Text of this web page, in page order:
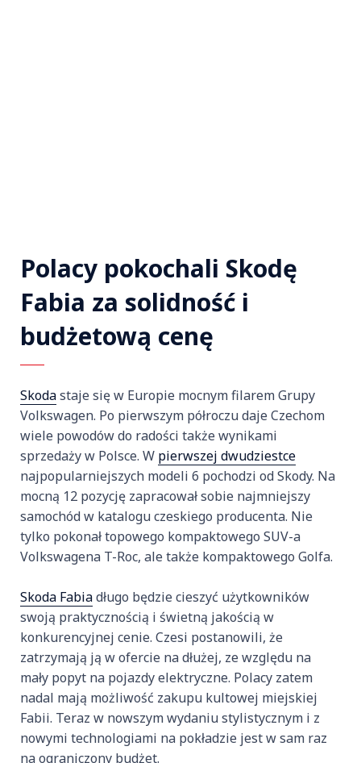
Polacy pokochali Skodę
Fabia za solidność i
budżetową cenę
Skodastaje się w Europie mocnym filarem Grupy
Volkswagen. Po pierwszym półroczu daje Czechom
wiele powodów do radości także wynikami
sprzedaży w Polsce. W pierwszej dwudziestce
najpopularniejszych modeli 6 pochodzi od Skody. Na
mocną 12 pozycję zapracował sobie najmniejszy
samochód w katalogu czeskiego producenta. Nie
tylko pokonał topowego kompaktowego SUV-a
Volkswagena T-Roc, ale także kompaktowego Golfa.
Skoda Fabiadługo będzie cieszyć użytkowników
swoją praktycznością i świetną jakością w
konkurencyjnej cenie. Czesi postanowili, że
zatrzymają ją w ofercie na dłużej, ze względu na
mały popyt na pojazdy elektryczne. Polacy zatem
nadal mają możliwość zakupu kultowej miejskiej
Fabii. Teraz w nowszym wydaniu stylistycznym i z
nowymi technologiami na pokładzie jest w sam raz
na ograniczony budżet.